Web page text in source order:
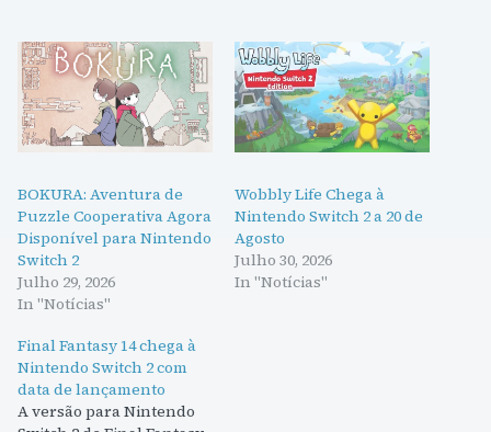
BOKURA: Aventura de
Puzzle Cooperativa Agora
Disponível para Nintendo
Switch 2
Julho 29, 2026
In "Notícias"
Wobbly Life Chega à
Nintendo Switch 2 a 20 de
Agosto
Julho 30, 2026
In "Notícias"
Final Fantasy 14 chega à
Nintendo Switch 2 com
data de lançamento
A versão para Nintendo